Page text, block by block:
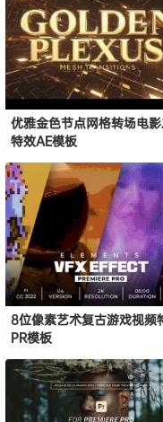
优雅金色节点网格转场电
特效AE模板
8位像素艺术复古游戏视频
PR模板